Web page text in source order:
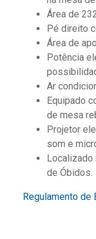
Área de
Pé direito
Área de
Potência
Ar
Equipado
de mesa
Projetor
som e
Localizado
de Óbidos.
Regulamento de